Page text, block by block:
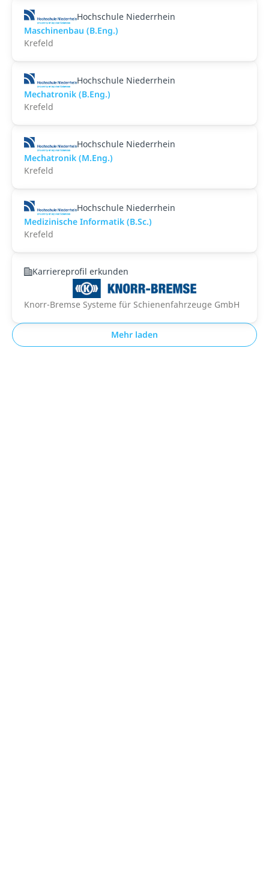
Hochschule Niederrhein
Maschinenbau (B.Eng.)
Krefeld
Hochschule Niederrhein
Mechatronik (B.Eng.)
Krefeld
Hochschule Niederrhein
Mechatronik (M.Eng.)
Krefeld
Hochschule Niederrhein
Medizinische Informatik (B.Sc.)
Krefeld
Karriereprofil erkunden
Knorr-Bremse Systeme für Schienenfahrzeuge GmbH
Mehr laden